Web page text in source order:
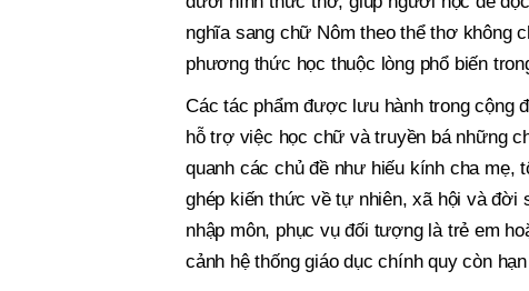
nghĩa sang chữ Nôm theo thể thơ không
phương thức học thuộc lòng phổ biến
Các tác phẩm được lưu hành trong cộng
hỗ trợ việc học chữ và truyền bá những
quanh các chủ đề như hiếu kính cha mẹ,
ghép kiến thức về tự nhiên, xã hội và đời
nhập môn, phục vụ đối tượng là trẻ em
cảnh hệ thống giáo dục chính quy còn